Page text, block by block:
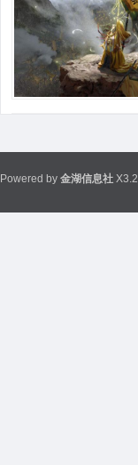
Powered by 金湖信息社 X3.2